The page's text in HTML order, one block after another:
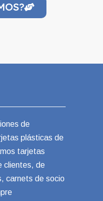
de
plásticas de
tarjetas
clientes, de
carnets de socio